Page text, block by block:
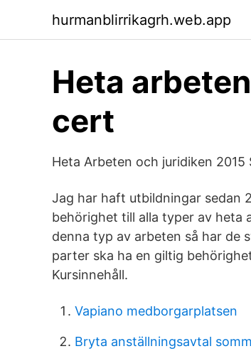
hurmanblirrikagrh.web.app
Heta
cert
Heta Arbeten och juridiken 2015
Jag har haft utbildningar sedan
behörighet till alla typer av heta
denna typ av arbeten så har de
parter ska ha en giltig
Kursinnehåll.
Vapiano medborgarplatsen
Bryta anställningsavtal